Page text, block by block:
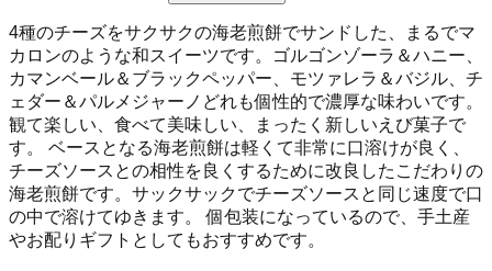
4種のチーズをサクサクの海老煎餅でサンドした、まるでマ
カロンのような和スイーツです。ゴルゴンゾーラ＆ハニー、
カマンベール＆ブラックペッパー、モツァレラ＆バジル、チ
ェダー＆パルメジャーノどれも個性的で濃厚な味わいです。
観て楽しい、食べて美味しい、まったく新しいえび菓子で
す。 ベースとなる海老煎餅は軽くて非常に口溶けが良く、
チーズソースとの相性を良くするために改良したこだわりの
海老煎餅です。サックサックでチーズソースと同じ速度で口
の中で溶けてゆきます。 個包装になっているので、手土産
やお配りギフトとしてもおすすめです。